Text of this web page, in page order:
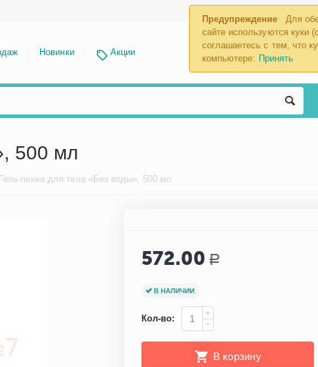
Предупреждение
Для
сайте используются куки
соглашаетесь с тем, что
компьютере: Принять
Новинки Акции
500 мл
Гель-пенка для тела «Без воды», 500 мл
572.00 Р
В НАЛИЧИИ
Кол-во:
+
−
В корзину